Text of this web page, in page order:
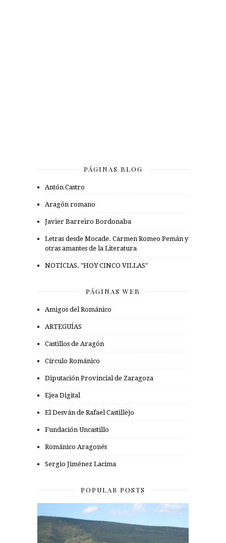
PÁGINAS BLOG
Antón Castro
Aragón romano
Javier Barreiro Bordonaba
Letras desde Mocade. Carmen Romeo Pemán y
otras amantes de la Literatura
NOTICIAS. "HOY CINCO VILLAS"
PÁGINAS WEB
Amigos del Románico
ARTEGUÍAS
Castillos de Aragón
Círculo Románico
Diputación Provincial de Zaragoza
Ejea Digital
El Desván de Rafael Castillejo
Fundación Uncastillo
Románico Aragonés
Sergio Jiménez Lacima
POPULAR POSTS